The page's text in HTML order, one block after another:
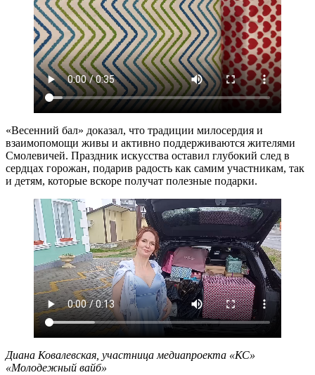
«Весенний бал» доказал, что традиции милосердия и
взаимопомощи живы и активно поддерживаются жителями
Смолевичей. Праздник искусства оставил глубокий след в
сердцах горожан, подарив радость как самим участникам, так
и детям, которые вскоре получат полезные подарки.
Диана Ковалевская, участница медиапроекта «КС»
«Молодежный вайб»